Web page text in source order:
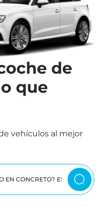
de
que
vehículos al mejor